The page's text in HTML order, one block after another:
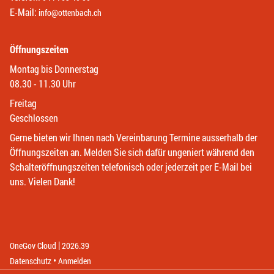
E-Mail: info@ottenbach.ch
Öffnungszeiten
Montag bis Donnerstag
08.30 - 11.30 Uhr
Freitag
Geschlossen
Gerne bieten wir Ihnen nach Vereinbarung Termine ausserhalb der
Öffnungszeiten an. Melden Sie sich dafür ungeniert während den
Schalteröffnungszeiten telefonisch oder jederzeit per E-Mail bei
uns. Vielen Dank!
OneGov Cloud (External Link)
|2026.39
Datenschutz (External Link)
Anmelden